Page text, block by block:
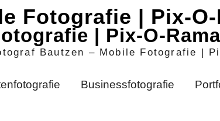
| Pix-O-Rama
Bautzen – Mobile Fotografie |
Businessfotografie